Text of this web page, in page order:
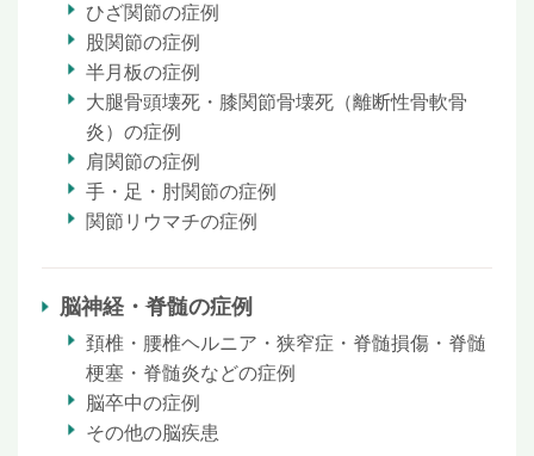
ひざ関節の症例
股関節の症例
半月板の症例
大腿骨頭壊死・膝関節骨壊死（離断性骨軟骨
炎）の症例
肩関節の症例
手・足・肘関節の症例
関節リウマチの症例
脳神経・脊髄の症例
頚椎・腰椎ヘルニア・狭窄症・脊髄損傷・脊髄
梗塞・脊髄炎などの症例
脳卒中の症例
その他の脳疾患